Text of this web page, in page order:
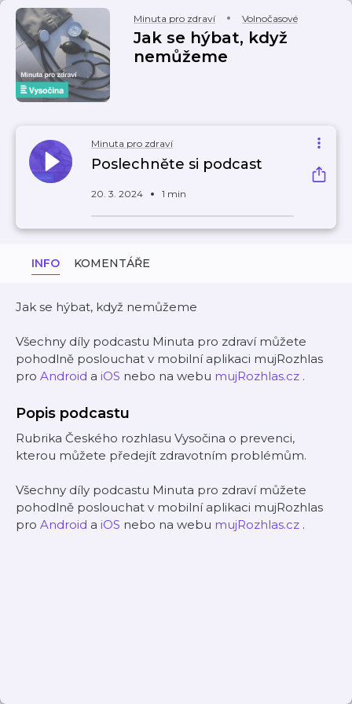
Minuta pro zdraví Volnočasové
Jak se hýbat, když
nemůžeme
Minuta pro zdraví
Poslechněte si podcast
20. 3. 2024 1 min
INFO KOMENTÁŘE
Jak se hýbat, když nemůžeme
Všechny díly podcastu Minuta pro zdraví můžete
pohodlně poslouchat v mobilní aplikaci mujRozhlas
pro Android a iOS nebo na webu mujRozhlas.cz .
Popis podcastu
Rubrika Českého rozhlasu Vysočina o prevenci,
kterou můžete předejít zdravotním problémům.
Všechny díly podcastu Minuta pro zdraví můžete
pohodlně poslouchat v mobilní aplikaci mujRozhlas
pro Android a iOS nebo na webu mujRozhlas.cz .